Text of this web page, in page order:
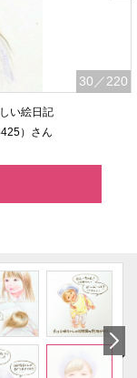
30 ／220
い絵日記
）さん